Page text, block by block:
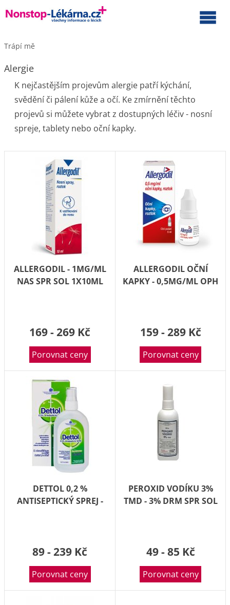
Trápí mě
Alergie
K nejčastějším projevům alergie patří kýchání,
svědění či pálení kůže a očí. Ke zmírnění těchto
projevů si můžete vybrat z dostupných léčiv - nosní
spreje, tablety nebo oční kapky.
ALLERGODIL - 1MG/ML
NAS SPR SOL 1X10ML
169 - 269 Kč
Porovnat ceny
ALLERGODIL OČNÍ
KAPKY - 0,5MG/ML OPH
159 - 289 Kč
Porovnat ceny
DETTOL 0,2 %
ANTISEPTICKÝ SPREJ -
89 - 239 Kč
Porovnat ceny
PEROXID VODÍKU 3%
TMD - 3% DRM SPR SOL
49 - 85 Kč
Porovnat ceny